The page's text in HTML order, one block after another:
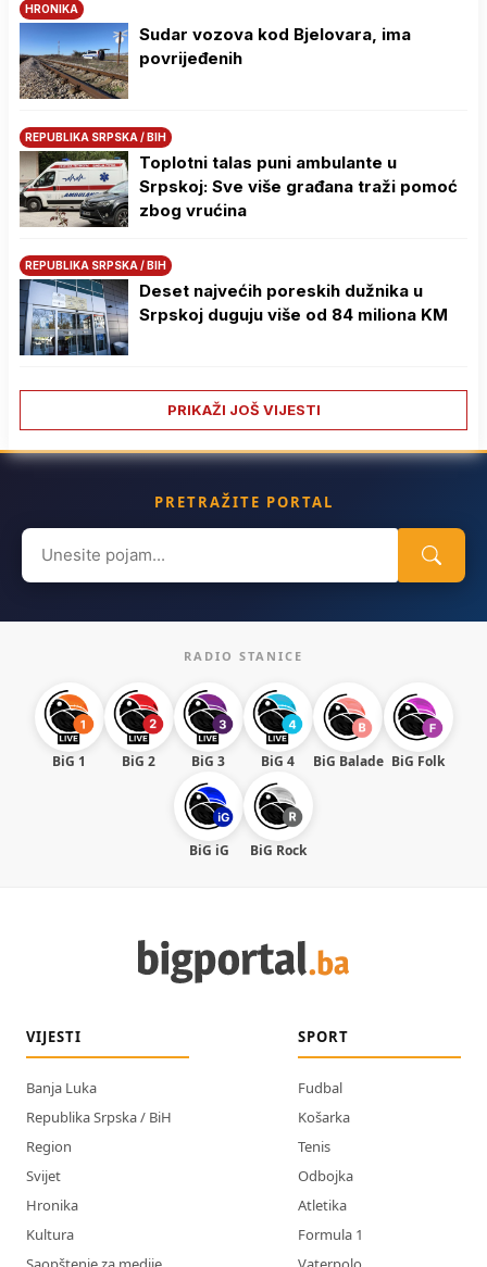
HRONIKA
Sudar vozova kod Bjelovara, ima
povrijeđenih
REPUBLIKA SRPSKA / BIH
Toplotni talas puni ambulante u
Srpskoj: Sve više građana traži pomoć
zbog vrućina
REPUBLIKA SRPSKA / BIH
Deset najvećih poreskih dužnika u
Srpskoj duguju više od 84 miliona KM
PRIKAŽI JOŠ VIJESTI
PRETRAŽITE PORTAL
Search
for:
RADIO STANICE
BiG 1 BiG 2 BiG 3 BiG 4 BiG Balade BiG Folk
BiG iG BiG Rock
VIJESTI
Banja Luka
Republika Srpska / BiH
Region
Svijet
Hronika
Kultura
SPORT
Fudbal
Košarka
Tenis
Odbojka
Atletika
Formula 1